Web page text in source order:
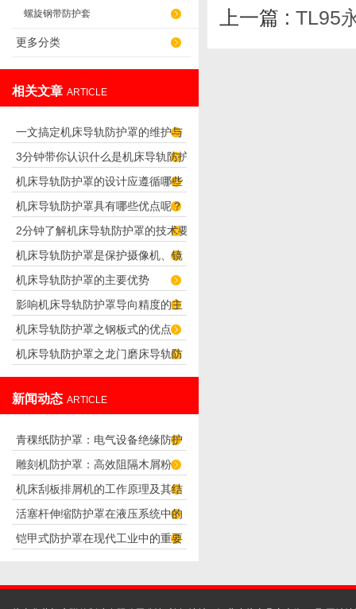
螺旋钢带防护套
更多分类
相关文章 ARTICLE
一文搞定机床导轨防护罩的维护与
保养要点
3分钟带你认识什么是机床导轨防护
罩
机床导轨防护罩的设计应遵循哪些
理念呢？
机床导轨防护罩具有哪些优点呢？
2分钟了解机床导轨防护罩的技术要
求
机床导轨防护罩是保护摄像机、镜
头正常工作的防护罩
机床导轨防护罩的主要优势
影响机床导轨防护罩导向精度的主
要因素
机床导轨防护罩之钢板式的优点
机床导轨防护罩之龙门磨床导轨防
新闻动态 ARTICLE
青稞纸防护罩：电气设备绝缘防护
专用方案
雕刻机防护罩：高效阻隔木屑粉
尘，守护设备精度与安全
机床刮板排屑机的工作原理及其结
构分析
活塞杆伸缩防护罩在液压系统中的
应用
铠甲式防护罩在现代工业中的重要
上一篇 : TL95